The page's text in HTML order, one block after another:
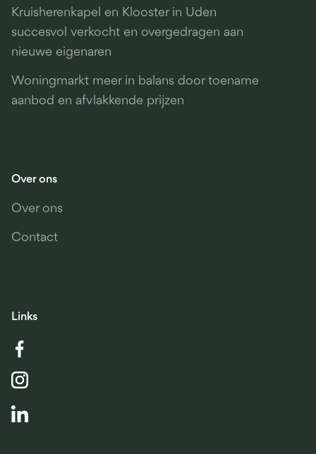
Kruisherenkapel en Klooster in Uden
succesvol verkocht en overgedragen aan
nieuwe eigenaren
Woningmarkt meer in balans door toename
aanbod en afvlakkende prijzen
Over ons
Over ons
Contact
Links